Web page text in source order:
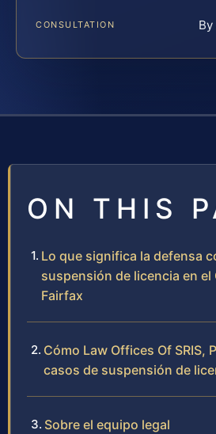
CONSULTATION
ON THIS
Lo que significa la defensa
suspensión de licencia en el
Fairfax
Cómo Law Offices Of SRIS,
casos de suspensión de
Sobre el equipo legal